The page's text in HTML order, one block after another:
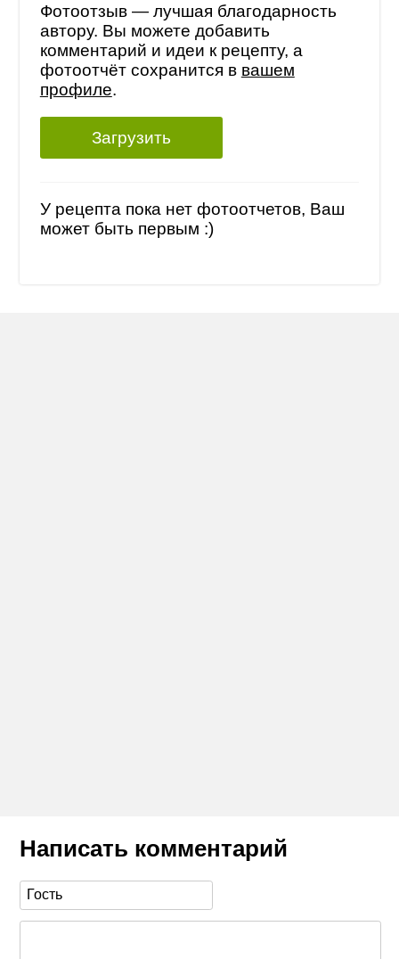
Фотоотзыв — лучшая благодарность
автору. Вы можете добавить
комментарий и идеи к рецепту, а
фотоотчёт сохранится в вашем
профиле.
Загрузить
У рецепта пока нет фотоотчетов, Ваш
может быть первым :)
Написать комментарий